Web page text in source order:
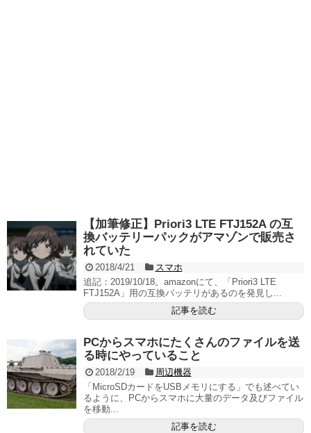
【加筆修正】Priori3 LTE FTJ152A の互
換バッテリーパックがアマゾンで販売さ
れていた
2018/4/21
スマホ
追記：2019/10/18。amazonにて、「Priori3 LTE
FTJ152A」用の互換バッテリがあるのを発見し...
記事を読む
PCからスマホにたくさんのファイルを送
る時にやっていること
2018/2/19
周辺機器
「MicroSDカードをUSBメモリにする」でも述べてい
るように、PCからスマホに大量のデータ及びファイル
を移動...
記事を読む